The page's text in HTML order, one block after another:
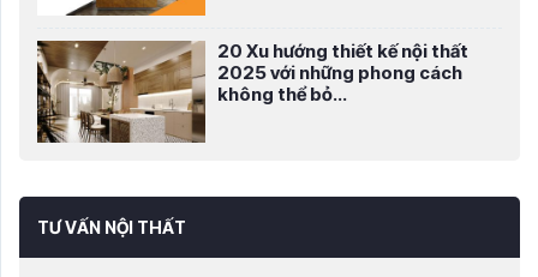
20 Xu hướng thiết kế nội thất
2025 với những phong cách
không thể bỏ...
TƯ VẤN NỘI THẤT